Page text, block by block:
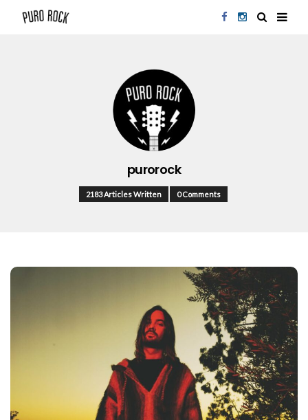
purorock
2183 Articles Written 0 Comments